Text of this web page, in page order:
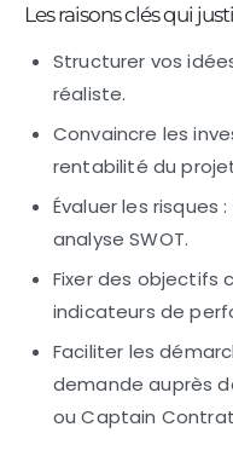
Les raisons clés qui
Structurer vos
réaliste.
Convaincre les
rentabilité du
Évaluer les risques :
analyse SWOT.
Fixer des objectifs
indicateurs de
Faciliter les
demande auprès
ou Captain